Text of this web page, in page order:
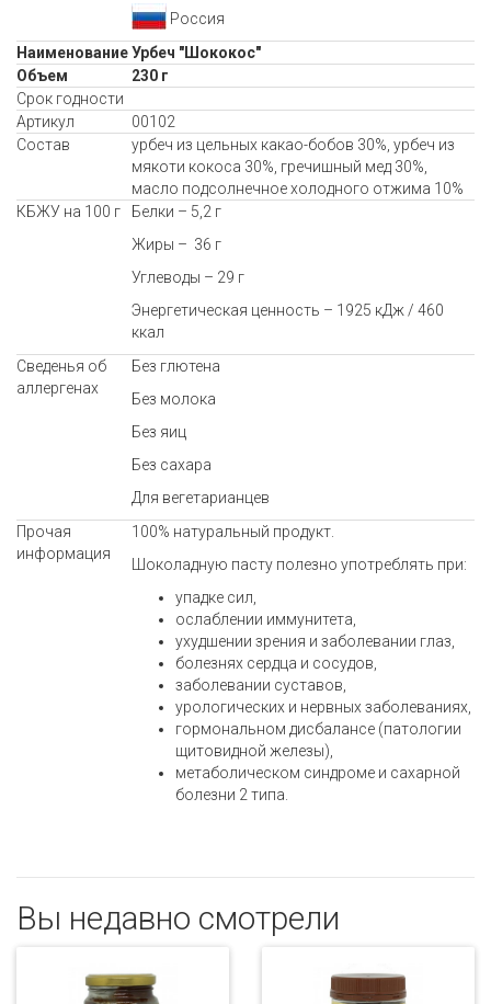
Россия
НаименованиеУрбеч "Шококос"
Объем
230 г
Срок годности
Артикул
00102
Состав
урбеч из цельных какао-бобов 30%, урбеч из
мякоти кокоса 30%, гречишный мед 30%,
масло подсолнечное холодного отжима 10%
КБЖУ на 100 г
Белки – 5,2 г
Жиры – 36 г
Углеводы – 29 г
Энергетическая ценность – 1925 кДж / 460
ккал
Сведенья об
аллергенах
Без глютена
Без молока
Без яиц
Без сахара
Для вегетарианцев
Прочая
информация
100% натуральный продукт.
Шоколадную пасту полезно употреблять при:
упадке сил,
ослаблении иммунитета,
ухудшении зрения и заболевании глаз,
болезнях сердца и сосудов,
заболевании суставов,
урологических и нервных заболеваниях,
гормональном дисбалансе (патологии
щитовидной железы),
метаболическом синдроме и сахарной
болезни 2 типа.
Вы недавно смотрели